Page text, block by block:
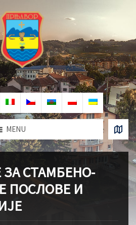
MENU
СТАМБЕНО-
ПОСЛОВЕ И